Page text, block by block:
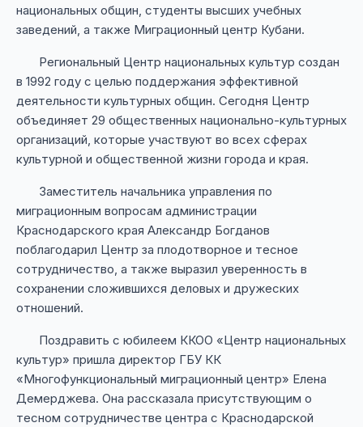
национальных общин, студенты высших учебных
заведений, а также Миграционный центр Кубани.
Региональный Центр национальных культур создан
в 1992 году с целью поддержания эффективной
деятельности культурных общин. Сегодня Центр
объединяет 29 общественных национально-культурных
организаций, которые участвуют во всех сферах
культурной и общественной жизни города и края.
Заместитель начальника управления по
миграционным вопросам администрации
Краснодарского края Александр Богданов
поблагодарил Центр за плодотворное и тесное
сотрудничество, а также выразил уверенность в
сохранении сложившихся деловых и дружеских
отношений.
Поздравить с юбилеем ККОО «Центр национальных
культур» пришла директор ГБУ КК
«Многофункциональный миграционный центр» Елена
Демерджева. Она рассказала присутствующим о
тесном сотрудничестве центра с Краснодарской